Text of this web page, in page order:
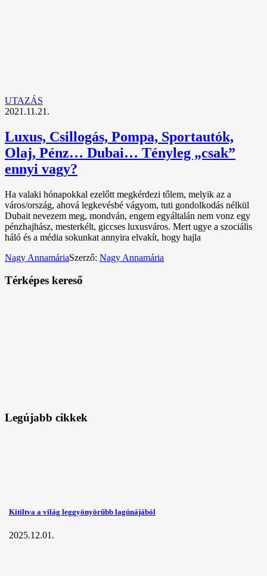
UTAZÁS
2021.11.21.
Luxus, Csillogás, Pompa, Sportautók,
Olaj, Pénz… Dubai… Tényleg „csak”
ennyi vagy?
Ha valaki hónapokkal ezelőtt megkérdezi tőlem, melyik az a
város/ország, ahová legkevésbé vágyom, tuti gondolkodás nélkül
Dubait nevezem meg, mondván, engem egyáltalán nem vonz egy
pénzhajhász, mesterkélt, giccses luxusváros. Mert ugye a szociális
háló és a média sokunkat annyira elvakít, hogy hajla
Nagy AnnamáriaSzerző: Nagy Annamária
Térképes kereső
Legújabb cikkek
Kitiltva a világ leggyönyörűbb lagúnájából
2025.12.01.